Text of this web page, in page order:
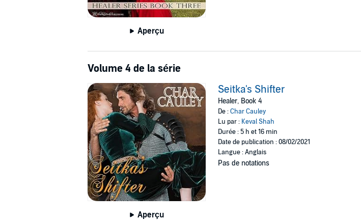
Aperçu
Volume 4 de la série
Aperçu
Seitka's Shifter
Healer, Book 4
De :Char Cauley
Lu par : Keval Shah
Durée : 5 h et 16 min
Date de publication : 08/02/2021
Langue : Anglais
Pas de notations